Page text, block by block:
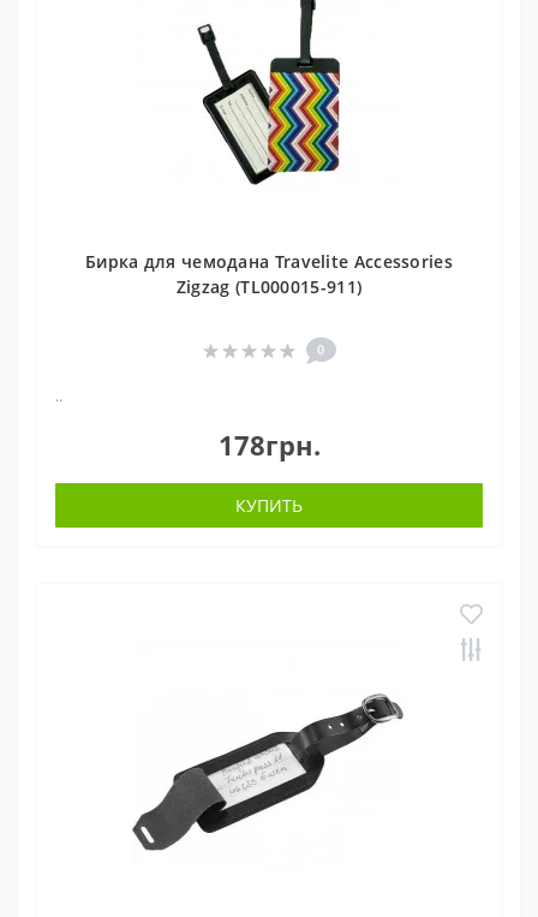
Бирка для чемодана Travelite Accessories
Zigzag (TL000015-911)
0
..
178грн.
КУПИТЬ